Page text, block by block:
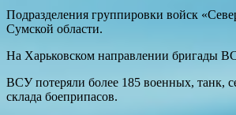
Подразделения группировки войск
Сумской области.
На Харьковском направлении бригады
ВСУ потеряли более 185 военных, танк,
склада боеприпасов.